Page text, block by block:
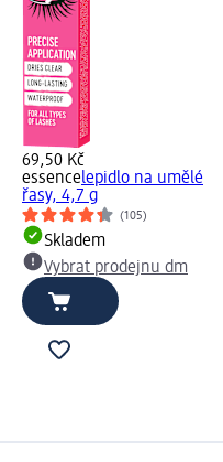
69,50 Kč
essencelepidlo na umělé
řasy, 4,7 g
(105)
Skladem
Vybrat prodejnu dm